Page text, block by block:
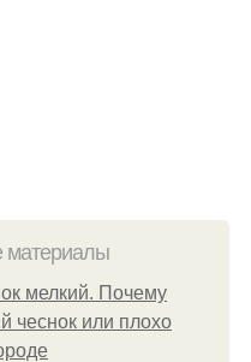
материалы
мелкий. Почему
чеснок или плохо